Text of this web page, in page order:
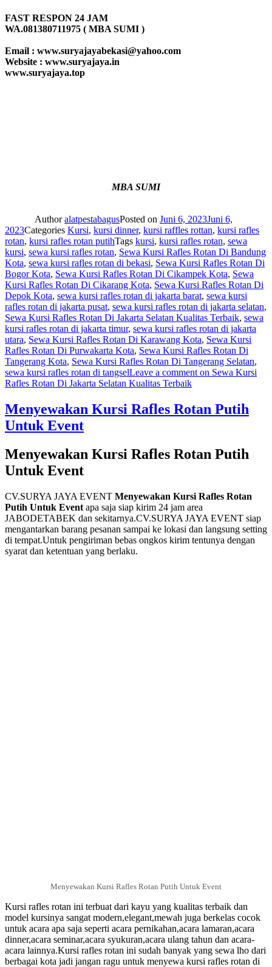
FAST RESPON 24 JAM
WA.081380711975 ( MBA SUMI )
Email : www.suryajayabekasi@yahoo.com
Website : www.suryajaya.in
www.suryajaya.top
MBA SUMI
AuthoralatpestabagusPosted on Juni 6, 2023Juni 6,
2023Categories Kursi, kursi dinner, kursi raffles rottan, kursi rafles
rotan, kursi rafles rotan putihTags kursi, kursi rafles rotan, sewa
kursi, sewa kursi rafles rotan, Sewa Kursi Rafles Rotan Di Bandung
Kota, sewa kursi rafles rotan di bekasi, Sewa Kursi Rafles Rotan Di
Bogor Kota, Sewa Kursi Rafles Rotan Di Cikampek Kota, Sewa
Kursi Rafles Rotan Di Cikarang Kota, Sewa Kursi Rafles Rotan Di
Depok Kota, sewa kursi rafles rotan di jakarta barat, sewa kursi
rafles rotan di jakarta pusat, sewa kursi rafles rotan di jakarta selatan,
Sewa Kursi Rafles Rotan Di Jakarta Selatan Kualitas Terbaik, sewa
kursi rafles rotan di jakarta timur, sewa kursi rafles rotan di jakarta
utara, Sewa Kursi Rafles Rotan Di Karawang Kota, Sewa Kursi
Rafles Rotan Di Purwakarta Kota, Sewa Kursi Rafles Rotan Di
Tangerang Kota, Sewa Kursi Rafles Rotan Di Tangerang Selatan,
sewa kursi rafles rotan di tangselLeave a commenton Sewa Kursi
Rafles Rotan Di Jakarta Selatan Kualitas Terbaik
Menyewakan Kursi Rafles Rotan Putih
Untuk Event
Menyewakan Kursi Rafles Rotan Putih
Untuk Event
CV.SURYA JAYA EVENT Menyewakan Kursi Rafles Rotan
Putih Untuk Event apa saja siap kirim 24 jam area
JABODETABEK dan sekitarnya.CV.SURYA JAYA EVENT siap
mengantarkan barang pesanan sampai ke lokasi dan langsung setting
di tempat.Untuk pengiriman bebas ongkos kirim tentunya dengan
syarat dan ketentuan yang berlaku.
Menyewakan Kursi Rafles Rotan Putih Untuk Event
Kursi rafles rotan ini terbuat dari kayu yang kualitas terbaik dan
model kursinya sangat modern,elegant,mewah juga berkelas cocok
untuk acara apa saja seperti acara pernikahan,acara lamaran,acara
dinner,acara seminar,acara syukuran,acara ulang tahun dan acara-
acara lainnya.Kursi rafles rotan ini sudah banyak yang sewa lho dari
berbagai kota jadi jangan ragu untuk menyewa kursi rafles rotan di